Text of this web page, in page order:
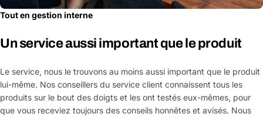
Tout en gestion interne
Un service aussi important que le produit
Le service, nous le trouvons au moins aussi important que le produit
lui-même. Nos conseillers du service client connaissent tous les
produits sur le bout des doigts et les ont testés eux-mêmes, pour
que vous receviez toujours des conseils honnêtes et avisés. Nous